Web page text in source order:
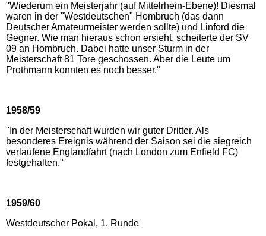
"Wiederum ein Meisterjahr (auf Mittelrhein-Ebene)! Diesmal
waren in der "Westdeutschen" Hombruch (das dann
Deutscher Amateurmeister werden sollte) und Linford die
Gegner. Wie man hieraus schon ersieht, scheiterte der SV
09 an Hombruch. Dabei hatte unser Sturm in der
Meisterschaft 81 Tore geschossen. Aber die Leute um
Prothmann konnten es noch besser."
1958/59
"In der Meisterschaft wurden wir guter Dritter. Als
besonderes Ereignis während der Saison sei die siegreich
verlaufene Englandfahrt (nach London zum Enfield FC)
festgehalten."
1959/60
Westdeutscher Pokal, 1. Runde